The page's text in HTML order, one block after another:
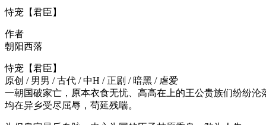
恃宠【君臣】
作者
朝阳西落
恃宠【君臣】
原创 / 男男 / 古代 / 中H / 正剧 / 暗黑 / 虐爱
一朝国破家亡，原本衣食无忧、高高在上的王公贵族们纷纷沦
均在异乡受尽屈辱，苟延残喘。